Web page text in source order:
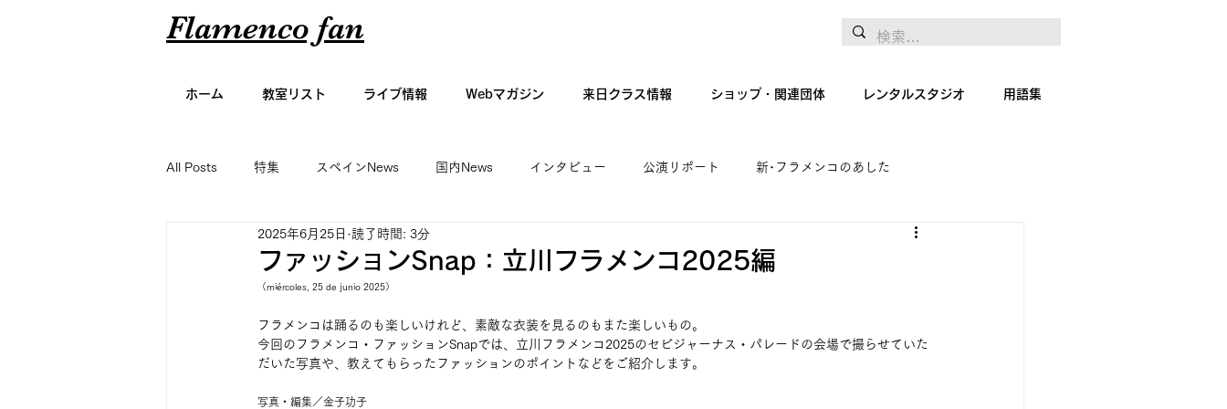
Flamenco fan
ホーム 教室リスト ライブ情報 Webマガジン 来日クラス情報 ショップ・関連団体 レンタルスタジオ 用語集
All Posts 特集 スペインNews 国内News インタビュー 公演リポート 新･フラメンコのあした
アーティスト名鑑 エッセイ 絵画
ファッションSnap：立川フラメンコ2025編
2025年6月25日 読了時間: 3分
（miércoles, 25 de junio 2025）
フラメンコは踊るのも楽しいけれど、素敵な衣装を見るのもまた楽しいもの。
今回のフラメンコ・ファッションSnapでは、立川フラメンコ2025のセビジャーナス・パレードの会場で撮らせていた
だいた写真や、教えてもらったファッションのポイントなどをご紹介します。
写真・編集／金子功子